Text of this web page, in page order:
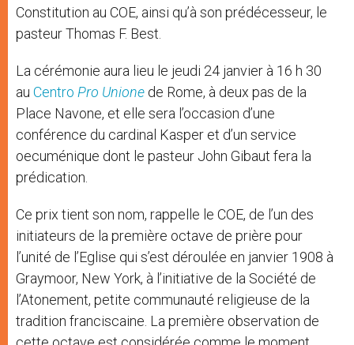
Constitution au COE, ainsi qu’à son prédécesseur, le
pasteur Thomas F. Best.
La cérémonie aura lieu le jeudi 24 janvier à 16 h 30
au Centro Pro Unione de Rome, à deux pas de la
Place Navone, et elle sera l’occasion d’une
conférence du cardinal Kasper et d’un service
oecuménique dont le pasteur John Gibaut fera la
prédication.
Ce prix tient son nom, rappelle le COE, de l’un des
initiateurs de la première octave de prière pour
l’unité de l’Eglise qui s’est déroulée en janvier 1908 à
Graymoor, New York, à l’initiative de la Société de
l’Atonement, petite communauté religieuse de la
tradition franciscaine. La première observation de